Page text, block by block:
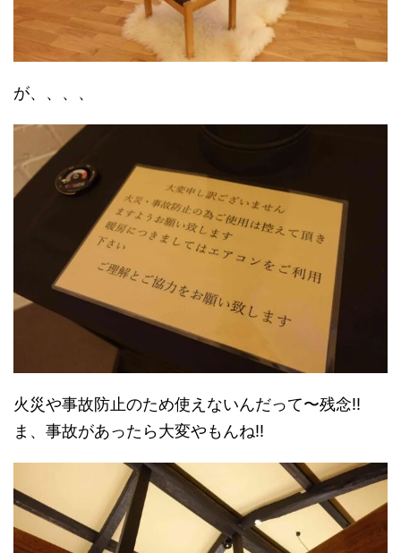
が、、、、
火災や事故防止のため使えないんだって〜残念!!
ま、事故があったら大変やもんね!!